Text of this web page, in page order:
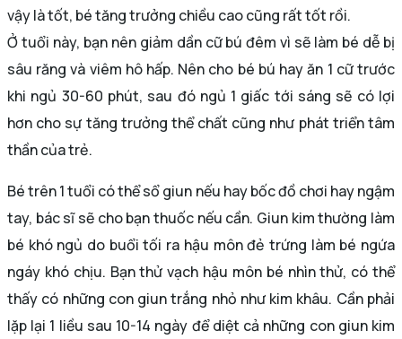
vậy là tốt, bé tăng trưởng chiều cao cũng rất tốt rồi.
Ở tuổi này, bạn nên giảm dần cữ bú đêm vì sẽ làm bé dễ bị
sâu răng và viêm hô hấp. Nên cho bé bú hay ăn 1 cữ trước
khi ngủ 30-60 phút, sau đó ngủ 1 giấc tới sáng sẽ có lợi
hơn cho sự tăng trưởng thể chất cũng như phát triển tâm
thần của trẻ.
Bé trên 1 tuổi có thể sổ giun nếu hay bốc đồ chơi hay ngậm
tay, bác sĩ sẽ cho bạn thuốc nếu cần. Giun kim thường làm
bé khó ngủ do buổi tối ra hậu môn đẻ trứng làm bé ngứa
ngáy khó chịu. Bạn thử vạch hậu môn bé nhìn thử, có thể
thấy có những con giun trắng nhỏ như kim khâu. Cần phải
lặp lại 1 liều sau 10-14 ngày để diệt cả những con giun kim